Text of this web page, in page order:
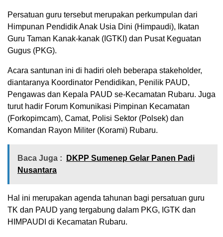
Persatuan guru tersebut merupakan perkumpulan dari
Himpunan Pendidik Anak Usia Dini (Himpaudi), Ikatan
Guru Taman Kanak-kanak (IGTKI) dan Pusat Keguatan
Gugus (PKG).
Acara santunan ini di hadiri oleh beberapa stakeholder,
diantaranya Koordinator Pendidikan, Penilik PAUD,
Pengawas dan Kepala PAUD se-Kecamatan Rubaru. Juga
turut hadir Forum Komunikasi Pimpinan Kecamatan
(Forkopimcam), Camat, Polisi Sektor (Polsek) dan
Komandan Rayon Militer (Korami) Rubaru.
Baca Juga :
DKPP Sumenep Gelar Panen Padi
Nusantara
Hal ini merupakan agenda tahunan bagi persatuan guru
TK dan PAUD yang tergabung dalam PKG, IGTK dan
HIMPAUDI di Kecamatan Rubaru.